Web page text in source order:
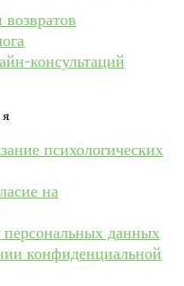
консультаций
психологических
на
персональных данных
конфиденциальной